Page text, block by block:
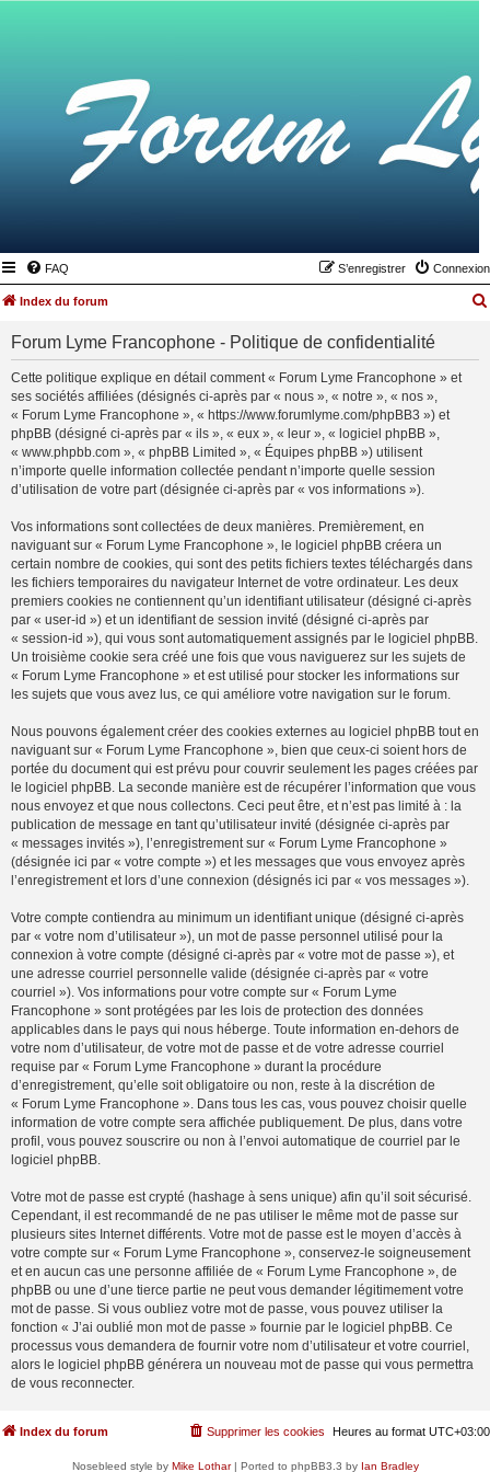
FAQ Connexion
S’enregistrer
Index du forum
Forum Lyme Francophone - Politique de confidentialité
Cette politique explique en détail comment « Forum Lyme Francophone » et
ses sociétés affiliées (désignés ci-après par « nous », « notre », « nos »,
« Forum Lyme Francophone », « https://www.forumlyme.com/phpBB3 ») et
phpBB (désigné ci-après par « ils », « eux », « leur », « logiciel phpBB »,
« www.phpbb.com », « phpBB Limited », « Équipes phpBB ») utilisent
n’importe quelle information collectée pendant n’importe quelle session
d’utilisation de votre part (désignée ci-après par « vos informations »).
Vos informations sont collectées de deux manières. Premièrement, en
naviguant sur « Forum Lyme Francophone », le logiciel phpBB créera un
certain nombre de cookies, qui sont des petits fichiers textes téléchargés dans
les fichiers temporaires du navigateur Internet de votre ordinateur. Les deux
premiers cookies ne contiennent qu’un identifiant utilisateur (désigné ci-après
par « user-id ») et un identifiant de session invité (désigné ci-après par
« session-id »), qui vous sont automatiquement assignés par le logiciel phpBB.
Un troisième cookie sera créé une fois que vous naviguerez sur les sujets de
« Forum Lyme Francophone » et est utilisé pour stocker les informations sur
les sujets que vous avez lus, ce qui améliore votre navigation sur le forum.
Nous pouvons également créer des cookies externes au logiciel phpBB tout en
naviguant sur « Forum Lyme Francophone », bien que ceux-ci soient hors de
portée du document qui est prévu pour couvrir seulement les pages créées par
le logiciel phpBB. La seconde manière est de récupérer l’information que vous
nous envoyez et que nous collectons. Ceci peut être, et n’est pas limité à : la
publication de message en tant qu’utilisateur invité (désignée ci-après par
« messages invités »), l’enregistrement sur « Forum Lyme Francophone »
(désignée ici par « votre compte ») et les messages que vous envoyez après
l’enregistrement et lors d’une connexion (désignés ici par « vos messages »).
Votre compte contiendra au minimum un identifiant unique (désigné ci-après
par « votre nom d’utilisateur »), un mot de passe personnel utilisé pour la
connexion à votre compte (désigné ci-après par « votre mot de passe »), et
une adresse courriel personnelle valide (désignée ci-après par « votre
courriel »). Vos informations pour votre compte sur « Forum Lyme
Francophone » sont protégées par les lois de protection des données
applicables dans le pays qui nous héberge. Toute information en-dehors de
votre nom d’utilisateur, de votre mot de passe et de votre adresse courriel
requise par « Forum Lyme Francophone » durant la procédure
d’enregistrement, qu’elle soit obligatoire ou non, reste à la discrétion de
« Forum Lyme Francophone ». Dans tous les cas, vous pouvez choisir quelle
information de votre compte sera affichée publiquement. De plus, dans votre
profil, vous pouvez souscrire ou non à l’envoi automatique de courriel par le
logiciel phpBB.
Votre mot de passe est crypté (hashage à sens unique) afin qu’il soit sécurisé.
Cependant, il est recommandé de ne pas utiliser le même mot de passe sur
plusieurs sites Internet différents. Votre mot de passe est le moyen d’accès à
votre compte sur « Forum Lyme Francophone », conservez-le soigneusement
et en aucun cas une personne affiliée de « Forum Lyme Francophone », de
phpBB ou une d’une tierce partie ne peut vous demander légitimement votre
mot de passe. Si vous oubliez votre mot de passe, vous pouvez utiliser la
fonction « J’ai oublié mon mot de passe » fournie par le logiciel phpBB. Ce
processus vous demandera de fournir votre nom d’utilisateur et votre courriel,
alors le logiciel phpBB générera un nouveau mot de passe qui vous permettra
de vous reconnecter.
Index du forum Heures au format UTC+03:00
Supprimer les cookies
Nosebleed style by Mike Lothar| Ported to phpBB3.3 by Ian Bradley